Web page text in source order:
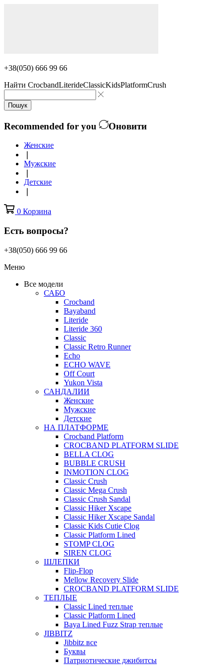
+38(050) 666 99 66
Найти CrocbandLiterideClassicKidsPlatformCrush
Пошук
Recommended for you Оновити
Женские
Мужские
Детские
0 Корзина
Есть вопросы?
+38(050) 666 99 66
Меню
Все модели
САБО
Crocband
Bayaband
Literide
Literide 360
Classic
Classic Retro Runner
Echo
ECHO WAVE
Off Court
Yukon Vista
САНДАЛИИ
Женские
Мужские
Детские
НА ПЛАТФОРМЕ
Crocband Platform
CROCBAND PLATFORM SLIDE
BELLA CLOG
BUBBLE CRUSH
INMOTION CLOG
Classic Crush
Classic Mega Crush
Classic Crush Sandal
Classic Hiker Xscape
Classic Hiker Xscape Sandal
Classic Kids Cutie Clog
Classic Platform Lined
STOMP CLOG
SIREN CLOG
ШЛЕПКИ
Flip-Flop
Mellow Recovery Slide
CROCBAND PLATFORM SLIDE
ТЕПЛЫЕ
Classic Lined теплые
Classic Platform Lined
Baya Lined Fuzz Strap теплые
JIBBITZ
Jibbitz все
Буквы
Патриотические джибитсы